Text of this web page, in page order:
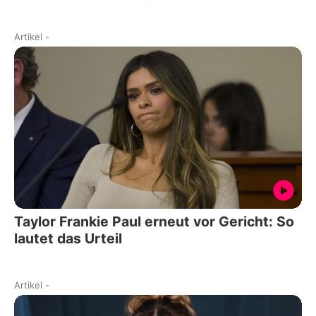
Artikel -
Taylor Frankie Paul erneut vor Gericht: So
lautet das Urteil
Artikel -